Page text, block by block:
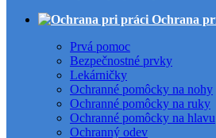
Ochrana
Prvá pomoc
Bezpečnostné prvky
Lekárničky
Ochranné pomôcky na nohy
Ochranné pomôcky na ruky
Ochranné pomôcky na hlavu
Ochranný odev